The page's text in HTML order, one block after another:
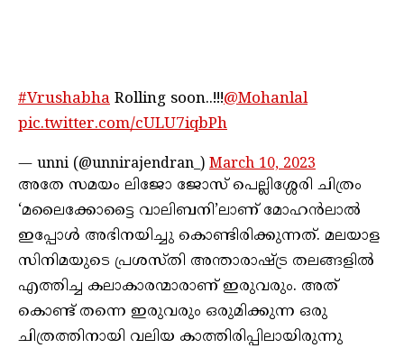
#Vrushabha Rolling soon..!!!@Mohanlal
pic.twitter.com/cULU7iqbPh
— unni (@unnirajendran_) March 10, 2023
അതേ സമയം ലിജോ ജോസ് പെല്ലിശ്ശേരി ചിത്രം
‘മലൈക്കോട്ടൈ വാലിബനി’ലാണ് മോഹൻലാൽ
ഇപ്പോൾ അഭിനയിച്ചു കൊണ്ടിരിക്കുന്നത്. മലയാള
സിനിമയുടെ പ്രശസ്‌തി അന്താരാഷ്ട്ര തലങ്ങളിൽ
എത്തിച്ച കലാകാരന്മാരാണ് ഇരുവരും. അത്
കൊണ്ട് തന്നെ ഇരുവരും ഒരുമിക്കുന്ന ഒരു
ചിത്രത്തിനായി വലിയ കാത്തിരിപ്പിലായിരുന്നു